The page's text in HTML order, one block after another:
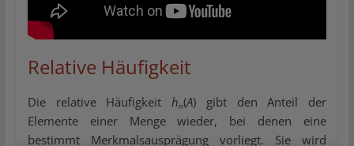
Relative Häufigkeit
Die relative Häufigkeithn(A) gibt den Anteil der
Elemente einer Menge wieder, bei denen eine
bestimmt Merkmalsausprägung vorliegt. Sie wird